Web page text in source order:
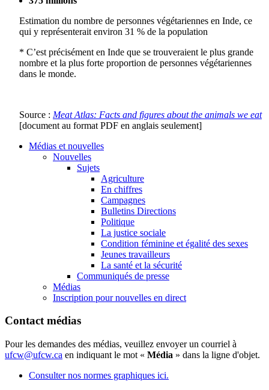
Estimation du nombre de personnes végétariennes en Inde, ce
qui y représenterait environ 31 % de la population
* C’est précisément en Inde que se trouveraient le plus grande
nombre et la plus forte proportion de personnes végétariennes
dans le monde.
Source : Meat Atlas: Facts and figures about the animals we eat
[document au format PDF en anglais seulement]
Médias et nouvelles
Nouvelles
Sujets
Agriculture
En chiffres
Campagnes
Bulletins Directions
Politique
La justice sociale
Condition féminine et égalité des sexes
Jeunes travailleurs
La santé et la sécurité
Communiqués de presse
Médias
Inscription pour nouvelles en direct
Contact médias
Pour les demandes des médias, veuillez envoyer un courriel à
ufcw@ufcw.ca en indiquant le mot « Média » dans la ligne d'objet.
Consulter nos normes graphiques ici.